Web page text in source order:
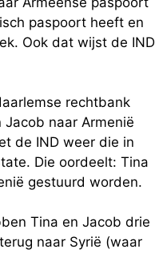
paspoort heeft en
Ook dat wijst de IND
rechtbank
naar Armenië
de IND weer die in
Die oordeelt: Tina
gestuurd worden.
Tina en Jacob drie
naar Syrië (waar